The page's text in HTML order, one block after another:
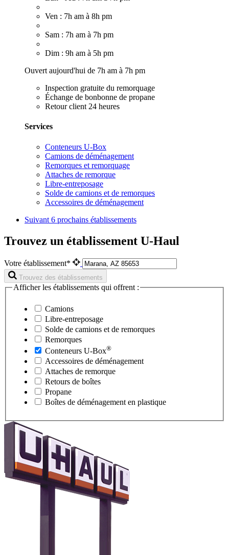
Ven : 7h am à 8h pm
Sam : 7h am à 7h pm
Dim : 9h am à 5h pm
Ouvert aujourd'hui de 7h am à 7h pm
Inspection gratuite du remorquage
Échange de bonbonne de propane
Retour client 24 heures
Services
Conteneurs U-Box
Camions de déménagement
Remorques et remorquage
Attaches de remorque
Libre-entreposage
Solde de camions et de remorques
Accessoires de déménagement
Suivant 6 prochains établissements
Trouvez un établissement U-Haul
Votre établissement*
Trouvez des établissements
Afficher les établissements qui offrent :
Camions
Libre-entreposage
Solde de camions et de remorques
Remorques
Conteneurs U-Box®
Accessoires de déménagement
Attaches de remorque
Retours de boîtes
Propane
Boîtes de déménagement en plastique